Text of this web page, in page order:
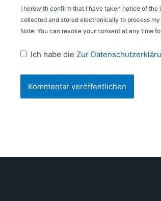
I herewith confirm that I have taken notice of
collected and stored electronically to process my
Note: You can revoke your consent at any time
Ich habe die Zur